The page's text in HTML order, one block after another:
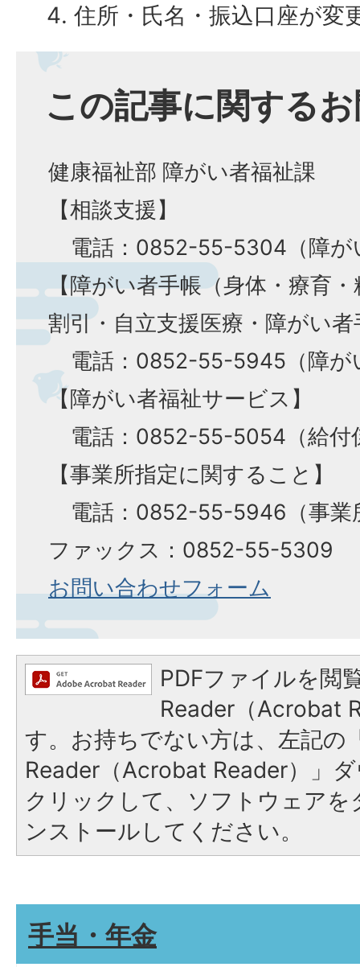
住所・氏名・振込口座が変
この記事に関する
健康福祉部 障がい者福祉課
【相談支援】
電話：0852-55-5304（障が
【障がい者手帳（身体・療育
割引・自立支援医療・障がい
電話：0852-55-5945（障が
【障がい者福祉サービス】
電話：0852-55-5054（給付
【事業所指定に関すること】
電話：0852-55-5946（事業
ファックス：0852-55-5309
お問い合わせフォーム
PDFファイルを閲
Reader（Acrobat
す。お持ちでない方は、左記の
Reader（Acrobat Reader）」
クリックして、ソフトウェア
ンストールしてください。
手当・年金